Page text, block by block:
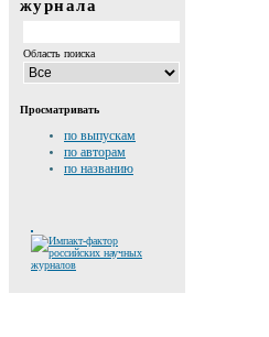
журнала
Область поиска
Просматривать
по выпускам
по авторам
по названию